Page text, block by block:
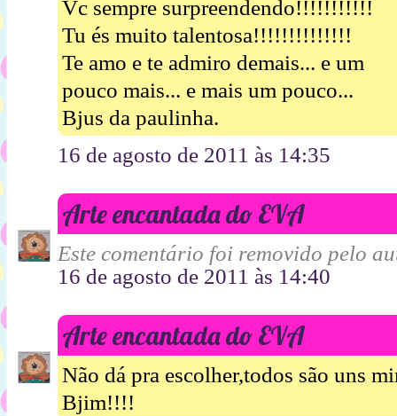
Vc sempre surpreendendo!!!!!!!!!!!
Tu és muito talentosa!!!!!!!!!!!!!!
Te amo e te admiro demais... e um
pouco mais... e mais um pouco...
Bjus da paulinha.
16 de agosto de 2011 às 14:35
Arte encantada do EVA
Este comentário foi removido pelo
16 de agosto de 2011 às 14:40
Arte encantada do EVA
Não dá pra escolher,todos são uns
Bjim!!!!